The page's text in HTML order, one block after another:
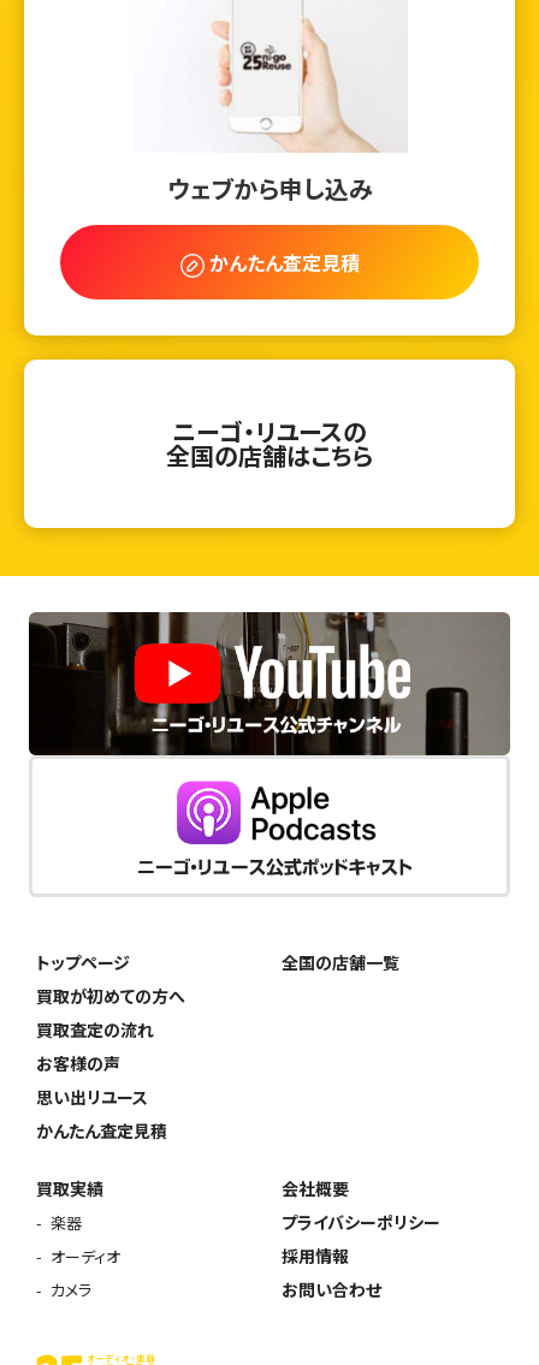
ウェブから申し込み
かんたん査定見積
ニーゴ・リユースの
全国の店舗はこちら
トップページ
買取が初めての方へ
買取査定の流れ
お客様の声
思い出リユース
かんたん査定見積
全国の店舗一覧
買取実績
楽器
オーディオ
カメラ
会社概要
プライバシーポリシー
採用情報
お問い合わせ